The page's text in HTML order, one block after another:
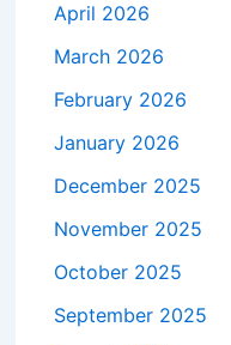
April 2026
March 2026
February 2026
January 2026
December 2025
November 2025
October 2025
September 2025